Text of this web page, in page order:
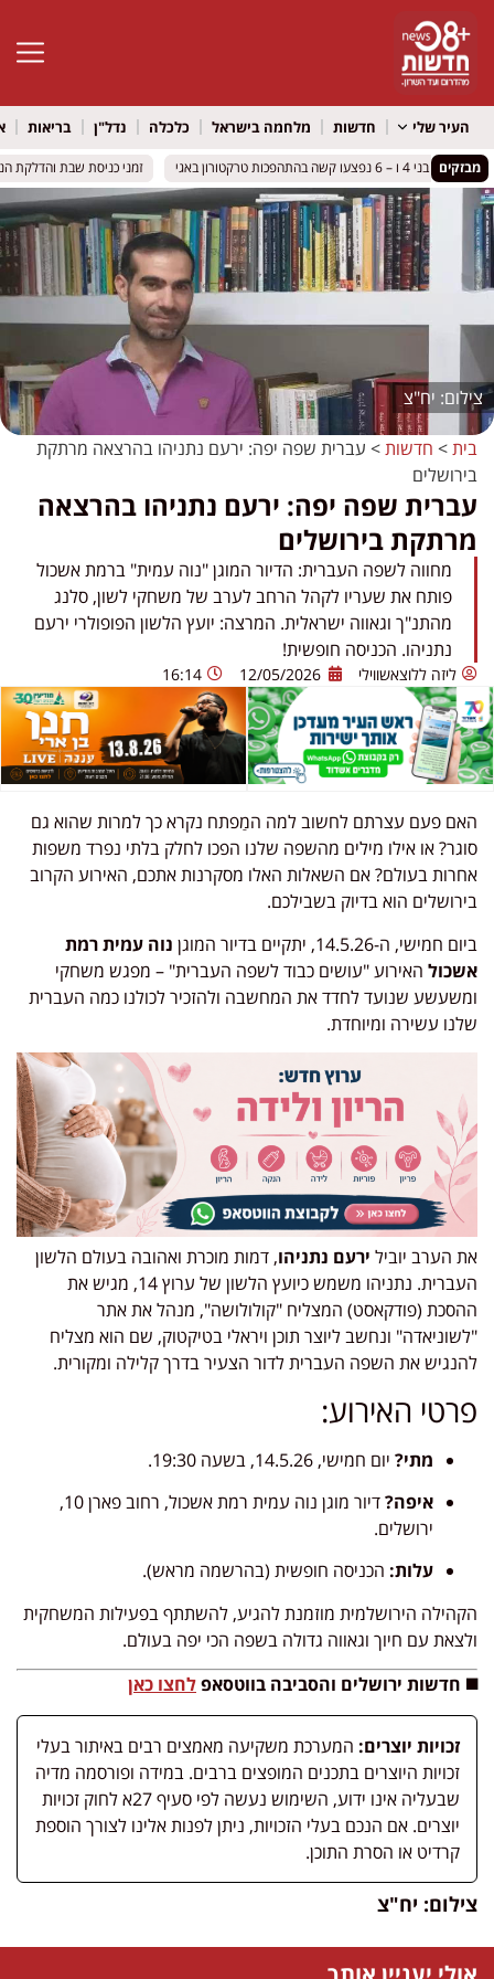
פתח
העיר שלי חדשות מלחמה בישראל כלכלה נדל"ן בריאות
מבזקים
טרקטורון באגי זמני כניסת שבת והדלקת הנרות טרקטורון באגי זמני כניסת שבת והדלקת הנרות
יח"צ
בית> חדשות> עברית שפה יפה: ירעם נתניהו בהרצאה מרתקת
בירושלים
עברית שפה יפה: ירעם נתניהו בהרצאה
מרתקת בירושלים
מחווה לשפה העברית: הדיור המוגן "נוה עמית" ברמת אשכול
פותח את שעריו לקהל הרחב לערב של משחקי לשון, סלנג
מהתנ"ך וגאווה ישראלית. המרצה: יועץ הלשון הפופולרי ירעם
נתניהו. הכניסה חופשית!
ליזה ללוצאשווילי 12/05/2026
16:14
האם פעם עצרתם לחשוב למה המַפתח נקרא כך למרות שהוא גם
סוגר? או אילו מילים מהשפה שלנו הפכו לחלק בלתי נפרד משפות
אחרות בעולם? אם השאלות האלו מסקרנות אתכם, האירוע הקרוב
בירושלים הוא בדיוק בשבילכם.
ביום חמישי, ה-14.5.26, יתקיים בדיור המוגן
נוה עמית רמת
אשכול האירוע "עושים כבוד לשפה העברית" – מפגש משחקי
ומשעשע שנועד לחדד את המחשבה ולהזכיר לכולנו כמה העברית
שלנו עשירה ומיוחדת.
את הערב יוביל ירעם נתניהו, דמות מוכרת ואהובה בעולם הלשון
העברית. נתניהו משמש כיועץ הלשון של ערוץ 14, מגיש את
ההסכת (פודקאסט) המצליח "קולולושה", מנהל את אתר
"לשוניאדה" ונחשב ליוצר תוכן ויראלי בטיקטוק, שם הוא מצליח
להנגיש את השפה העברית לדור הצעיר בדרך קלילה ומקורית.
פרטי האירוע:
מתי? יום חמישי, 14.5.26, בשעה 19:30.
איפה?
דיור מוגן נוה עמית רמת אשכול, רחוב פארן 10,
ירושלים.
עלות: הכניסה חופשית (בהרשמה מראש).
הקהילה הירושלמית מוזמנת להגיע, להשתתף בפעילות המשחקית
ולצאת עם חיוך וגאווה גדולה בשפה הכי יפה בעולם.
◼️ חדשות ירושלים והסביבה בווטסאפלחצו כאן
זכויות יוצרים: המערכת משקיעה מאמצים רבים באיתור בעלי
זכויות היוצרים בתכנים המופצים ברבים. במידה ופורסמה מדיה
שבעליה אינו ידוע, השימוש נעשה לפי סעיף 27א לחוק זכויות
יוצרים. אם הנכם בעלי הזכויות, ניתן לפנות אלינו לצורך הוספת
קרדיט או הסרת התוכן.
צילום: יח"צ